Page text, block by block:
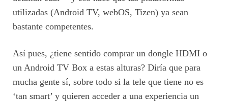
utilizadas (Android TV, webOS, Tizen) ya sean
bastante competentes.
Así pues, ¿tiene sentido comprar un dongle HDMI o
un Android TV Box a estas alturas? Diría que para
mucha gente sí, sobre todo si la tele que tiene no es
‘tan smart’ y quieren acceder a una experiencia un